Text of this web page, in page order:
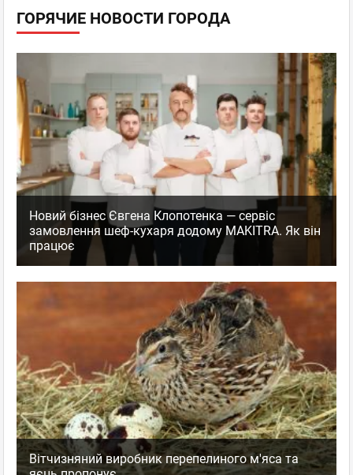
ГОРЯЧИЕ НОВОСТИ ГОРОДА
Новий бізнес Євгена Клопотенка — сервіс
замовлення шеф-кухаря додому MAKITRA. Як він
працює
Вітчизняний виробник перепелиного м'яса та